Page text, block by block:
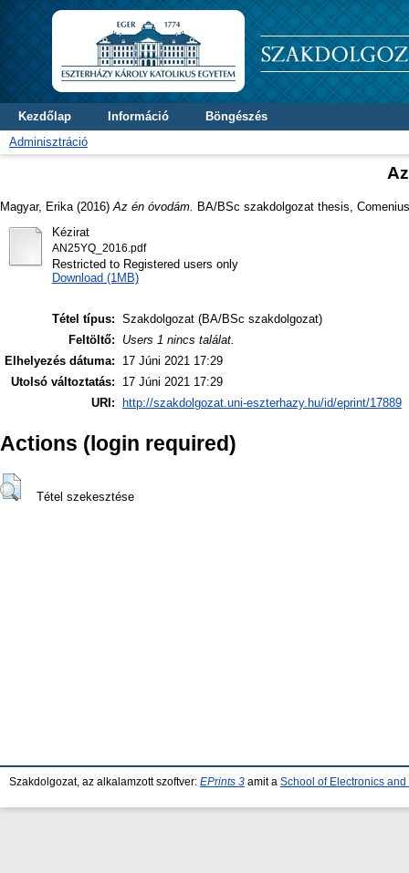
Kezdőlap Információ
Böngészés
Adminisztráció
Magyar, Erika (2016) Az én óvodám.
BA/BSc szakdolgozat thesis,
Kézirat
AN25YQ_2016.pdf
Restricted to Registered users only
Download (1MB)
Tétel típus: Szakdolgozat (BA/BSc szakdolgozat)
Feltöltő:
Users 1 nincs találat.
Elhelyezés dátuma:
17 Júni 2021 17:29
Utolsó változtatás:
17 Júni 2021 17:29
URI:
http://szakdolgozat.uni-eszterhazy.hu/id/eprint/17889
Actions (login required)
Tétel szekesztése
Szakdolgozat, az alkalamzott szoftver: EPrints 3 amit a School of Electronics